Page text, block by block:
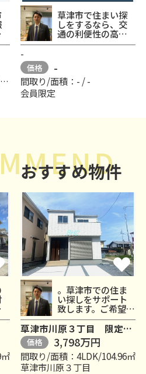
間取り/面積：3LDK / 103.51㎡
草津市で住まい探
しをするなら、交
通の利便性の高い
東海道本線草津周
-
価格 -
間取り/面積：- / -
会員限定
おすすめ物件
。草津市での住ま
い探しをサポート
致します。ご希望の
条件などがお決ま
りなら、当社スタ
ッフ...
草津市川原３丁目 限定1区画
価格 3,798万円
間取り/面積：4LDK/104.96㎡
草津市川原３丁目